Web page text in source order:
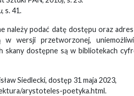
, s. 41.
należy podać datę dostępu oraz
wersji przetworzonej,
skany dostępne są w bibliotekach
Siedlecki, dostęp 31 maja 2023,
arystoteles-poetyka.html.